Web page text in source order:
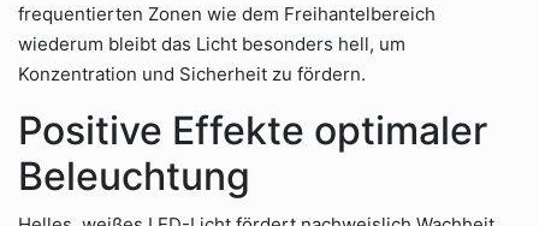
frequentierten Zonen wie dem Freihantelbereich
wiederum bleibt das Licht besonders hell, um
Konzentration und Sicherheit zu fördern.
Positive Effekte optimaler
Beleuchtung